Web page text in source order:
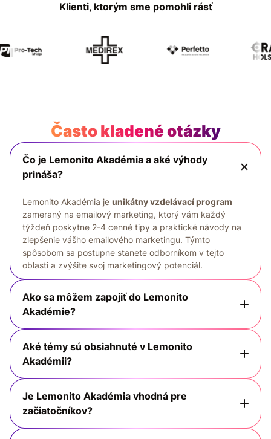
Klienti, ktorým sme pomohli rásť
Často kladené otázky
Čo je Lemonito Akadémia a aké výhody
prináša?
Lemonito Akadémia je unikátny vzdelávací program
zameraný na emailový marketing, ktorý vám každý
týždeň poskytne 2-4 cenné tipy a praktické návody na
zlepšenie vášho emailového marketingu. Týmto
spôsobom sa postupne stanete odborníkom v tejto
oblasti a zvýšite svoj marketingový potenciál.
Ako sa môžem zapojiť do Lemonito
Akadémie?
Aké témy sú obsiahnuté v Lemonito
Akadémii?
Je Lemonito Akadémia vhodná pre
začiatočníkov?